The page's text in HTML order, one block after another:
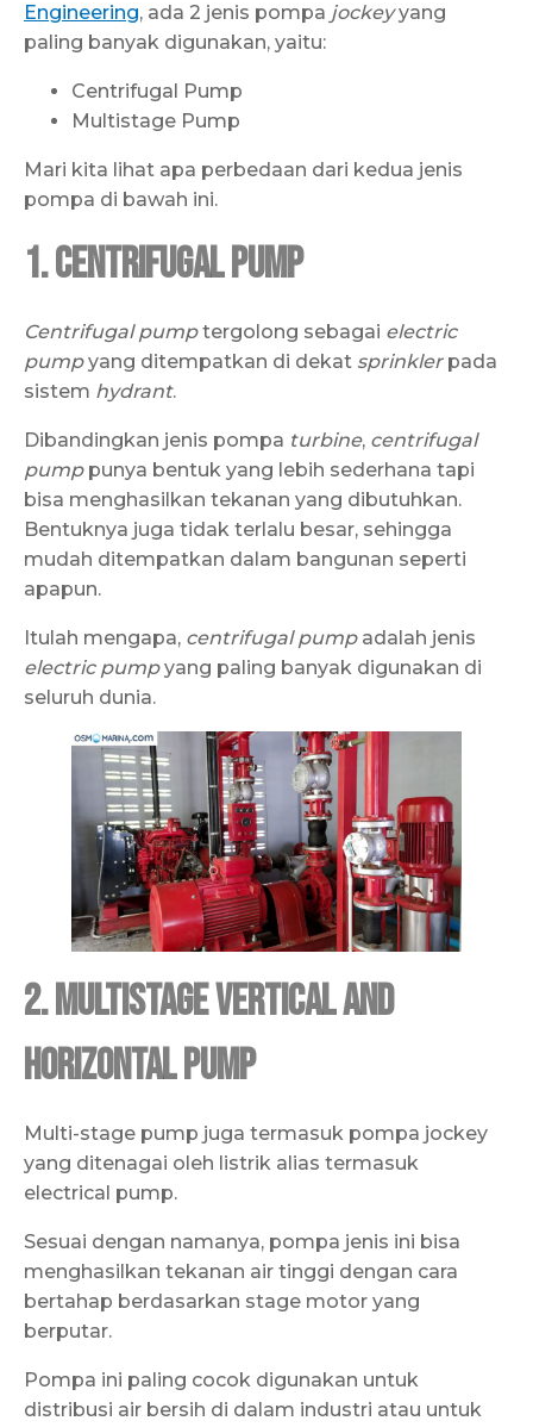
Engineering, ada 2 jenis pompa jockeyyang
paling banyak digunakan, yaitu:
Centrifugal Pump
Multistage Pump
Mari kita lihat apa perbedaan dari kedua jenis
pompa di bawah ini.
1. Centrifugal Pump
Centrifugal pumptergolong sebagai electric
pumpyang ditempatkan di dekat sprinklerpada
sistem hydrant.
Dibandingkan jenis pompa turbine, centrifugal
pumppunya bentuk yang lebih sederhana tapi
bisa menghasilkan tekanan yang dibutuhkan.
Bentuknya juga tidak terlalu besar, sehingga
mudah ditempatkan dalam bangunan seperti
apapun.
Itulah mengapa, centrifugal pumpadalah jenis
electric pumpyang paling banyak digunakan di
seluruh dunia.
2. Multistage Vertical and
Horizontal Pump
Multi-stage pump juga termasuk pompa jockey
yang ditenagai oleh listrik alias termasuk
electrical pump.
Sesuai dengan namanya, pompa jenis ini bisa
menghasilkan tekanan air tinggi dengan cara
bertahap berdasarkan stage motor yang
berputar.
Pompa ini paling cocok digunakan untuk
distribusi air bersih di dalam industri atau untuk